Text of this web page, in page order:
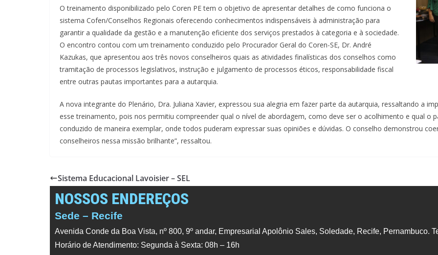
O treinamento disponibilizado pelo Coren PE tem o objetivo de apresentar detalhes de como funciona o
sistema Cofen/Conselhos Regionais oferecendo conhecimentos indispensáveis à administração para
garantir a qualidade da gestão e a manutenção eficiente dos serviços prestados à categoria e à sociedade.
O encontro contou com um treinamento conduzido pelo Procurador Geral do Coren-SE, Dr. André
Kazukas, que apresentou aos três novos conselheiros quais as atividades finalísticas dos conselhos como
tramitação de processos legislativos, instrução e julgamento de processos éticos, responsabilidade fiscal
entre outras pautas importantes para a autarquia.
A nova integrante do Plenário, Dra. Juliana Xavier, expressou sua alegria em fazer parte da autarquia, ressaltando a
esse treinamento, pois nos permitiu compreender qual o nível de abordagem, como deve ser o acolhimento e qual o
conduzido de maneira exemplar, onde todos puderam expressar suas opiniões e dúvidas. O conselho demonstrou
conselheiros nessa missão brilhante”, ressaltou.
Sistema Educacional Lavoisier – SEL
NOSSOS ENDEREÇOS
Sede – Recife
Avenida Conde da Boa Vista, nº 800, 9º andar, Empresarial Apolônio Sales, Soledade, Recife, Pernambuco.
Horário de Atendimento: Segunda à Sexta: 08h – 16h